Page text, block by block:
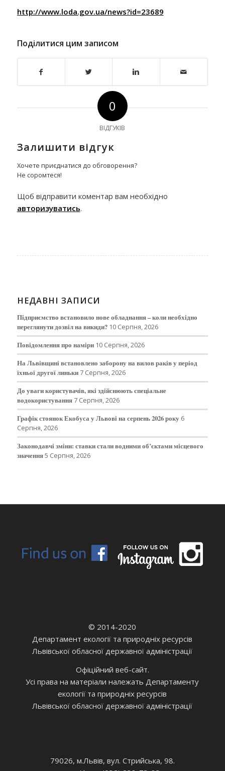
http://www.loda.gov.ua/news?id=23689
Поділитися цим записом
0
ВІДГУКІВ
Залишити відгук
Хочете приєднатися до обговорення?
Не соромтеся!
Щоб відправити коментар вам необхідно
авторизуватись.
НЕДАВНІ ЗАПИСИ
Підприємство встановило нове обладнання – коли необхідно
переглянути дозвіл на викиди? 10 Серпня, 2026
Повідомлення про наміри 10 Серпня, 2026
На Львівщині встановлено заборону на вилов раків у період
їхньої другої линьки 7 Серпня, 2026
До уваги користувачів, які здійснюють спеціальне
водокористування 7 Серпня, 2026
Графік стоянок Екобуса у Львові на серпень 2026 року 6
Серпня, 2026
Законодавчі зміни: ставки стали водними об’єктами місцевого
значення5 Серпня, 2026
© 2014-2020
Департамент екології та природніх ресурсів
Львівської обласної державної адміністрації
Офіційний веб-сайт.
Усі права на матеріали належать Департаменту
екології та природніх ресурсів
Львівської обласної державної адміністрації
79026, м.Львів, вул. Стрийська, 98.